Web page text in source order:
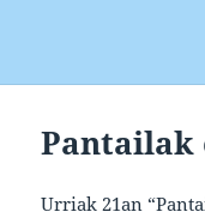
Pantailak
Urriak 21an